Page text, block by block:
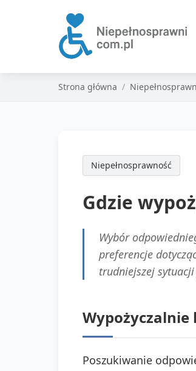
Strona główna
Niepełnosprawność
Gdzie
Wybór
preferencje
trudniejszej
Poszukiwanie